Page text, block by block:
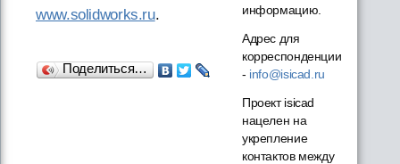
www.solidworks.ru.
Поделиться…
информацию.
Адрес для
корреспонденции
- info@isicad.ru
Проект isicad
нацелен на
укрепление
контактов между